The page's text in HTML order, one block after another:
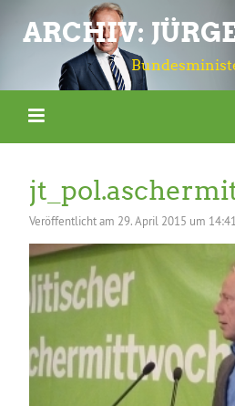
ARCHIV:
Veröffentlicht am 29. April 2015 um